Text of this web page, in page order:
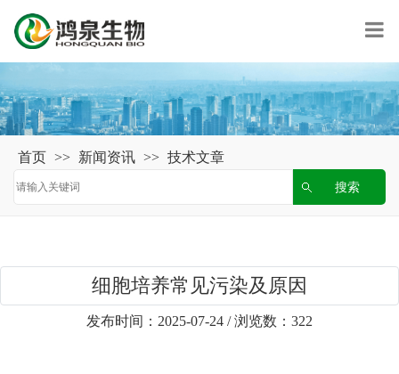
首页 >> 新闻资讯 >> 技术文章
细胞培养常见污染及原因
发布时间：2025-07-24 / 浏览数：322